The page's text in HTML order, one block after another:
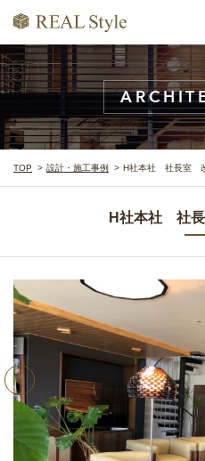
TOP 設計・施工事例 H社本社 社長室
H社本社 社